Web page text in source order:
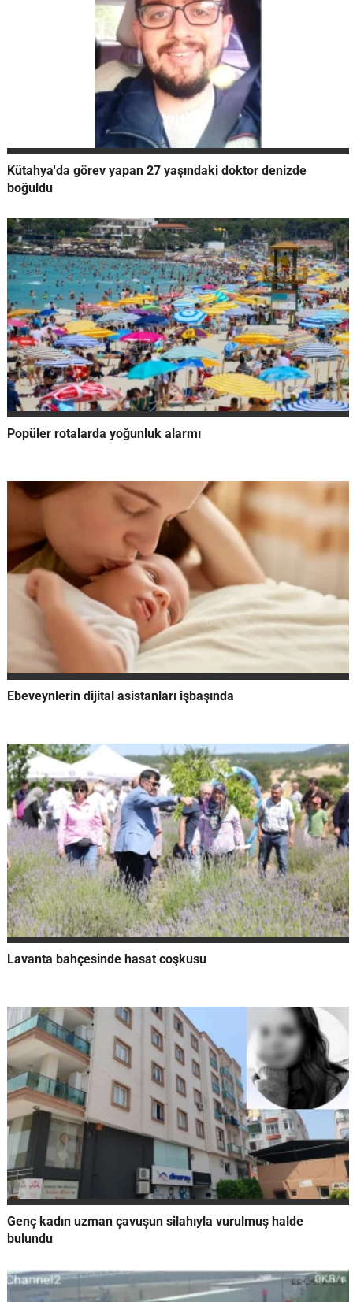
Kütahya'da görev yapan 27 yaşındaki doktor denizde
boğuldu
Popüler rotalarda yoğunluk alarmı
Ebeveynlerin dijital asistanları işbaşında
Lavanta bahçesinde hasat coşkusu
Genç kadın uzman çavuşun silahıyla vurulmuş halde
bulundu